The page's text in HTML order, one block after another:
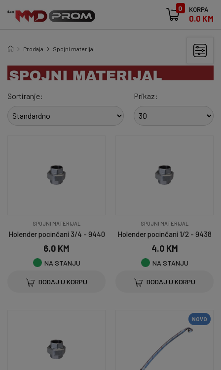
0 KORPA
0.0 KM
Prodaja Spojni materijal
Sortiranje: Prikaz:
SPOJNI MATERIJAL
Holender pocinčani 3/4 - 9440
6.0 KM
NA STANJU
DODAJ U KORPU
SPOJNI MATERIJAL
Holender pocinčani 1/2 - 9438
4.0 KM
NA STANJU
DODAJ U KORPU
NOVO